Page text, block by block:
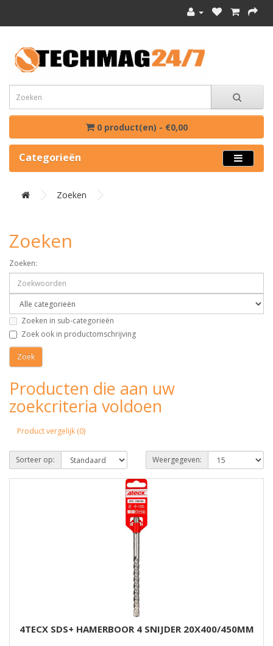
0 product(en) - €0,00
Categorieën
Zoeken
Zoeken
Zoeken:
Zoeken in sub-categorieën
Zoek ook in productomschrijving
Producten die aan uw
zoekcriteria voldoen
Product vergelijk (0)
Sorteer op: Weergegeven:
4TECX SDS+ HAMERBOOR 4 SNIJDER 20X400/450MM